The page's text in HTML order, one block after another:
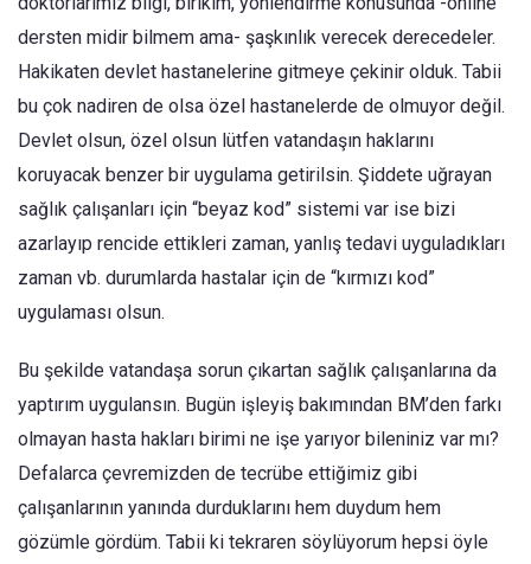
dersten midir bilmem ama- şaşkınlık verecek derecedeler.
Hakikaten devlet hastanelerine gitmeye çekinir olduk. Tabii
bu çok nadiren de olsa özel hastanelerde de olmuyor değil.
Devlet olsun, özel olsun lütfen vatandaşın haklarını
koruyacak benzer bir uygulama getirilsin. Şiddete uğrayan
sağlık çalışanları için “beyaz kod” sistemi var ise bizi
azarlayıp rencide ettikleri zaman, yanlış tedavi uyguladıkları
zaman vb. durumlarda hastalar için de “kırmızı kod”
uygulaması olsun.
Bu şekilde vatandaşa sorun çıkartan sağlık çalışanlarına da
yaptırım uygulansın. Bugün işleyiş bakımından BM’den farkı
olmayan hasta hakları birimi ne işe yarıyor bileniniz var mı?
Defalarca çevremizden de tecrübe ettiğimiz gibi
çalışanlarının yanında durduklarını hem duydum hem
gözümle gördüm. Tabii ki tekraren söylüyorum hepsi öyle